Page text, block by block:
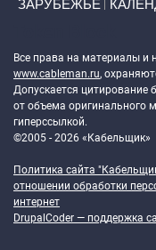
ЗАРУБЕЖЬЕ
Все права на материалы и
www.cableman.ru,
Допускается цитирование
от объема оригинального
гиперссылкой.
©2005 - 2026 «Кабельщик»
Политика сайта
отношении обработки
интернет
DrupalCoder — поддержка